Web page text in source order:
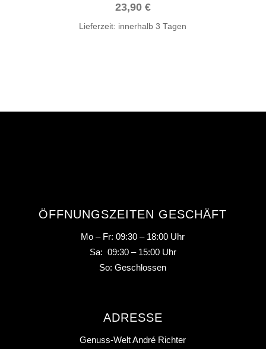
23,90 €
Lieferzeit: innerhalb 3 Tagen
ÖFFNUNGSZEITEN GESCHÄFT
Mo – Fr: 09:30 – 18:00 Uhr
Sa: 09:30 – 15:00 Uhr
So: Geschlossen
ADRESSE
Genuss-Welt André Richter